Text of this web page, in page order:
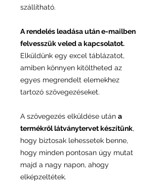
szállítható.
A rendelés leadása után e-mailben
felvesszük veled a kapcsolatot.
Elküldünk egy excel táblázatot,
amiben könnyen kitöltheted az
egyes megrendelt elemekhez
tartozó szövegezéseket.
A szövegezés elküldése után a
termékről látványtervet készítünk,
hogy biztosak lehessetek benne,
hogy minden pontosan úgy mutat
majd a nagy napon, ahogy
elképzeltétek.